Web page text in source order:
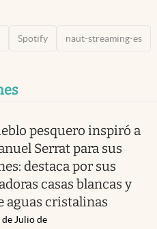
Spotify naut-streaming-es
pesquero inspiró a
Serrat para sus
destaca por sus
casas blancas y
aguas cristalinas
de Julio de